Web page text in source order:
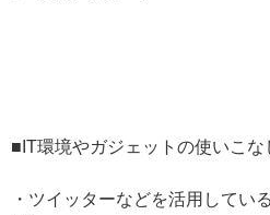
■IT環境やガジェットの使いこ
・ツイッターなどを活用してい